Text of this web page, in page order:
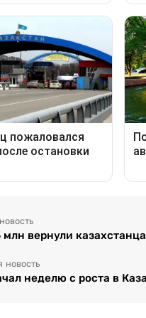
млн вернули
новость
неделю с роста в